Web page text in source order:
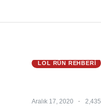
LOL RÜN REHBERI
Aralık 17, 2020 2,435